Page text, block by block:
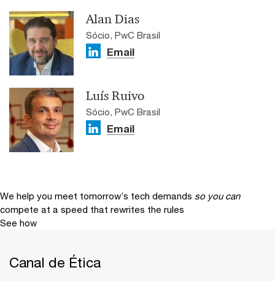
Alan Dias
Sócio, PwC Brasil
Email
Luís Ruivo
Sócio, PwC Brasil
Email
We help you meet tomorrow’s tech demands so you can
compete at a speed that rewrites the rules
See how
Canal de Ética